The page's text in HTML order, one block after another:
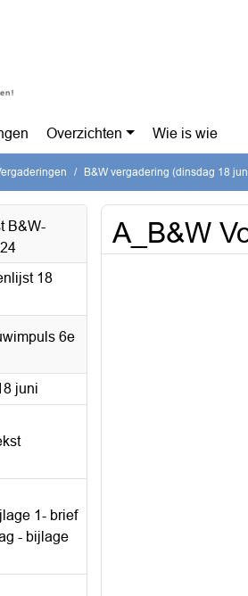
Overzichten Wie is wie
B&W vergadering (dinsdag 18
B&W-
18
6e
juni
1- brief
- bijlage
A_B&W